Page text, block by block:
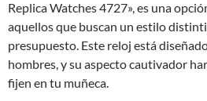
Replica Watches 4727», es una
aquellos que buscan un estilo
presupuesto. Este reloj está
hombres, y su aspecto cautivador
fijen en tu muñeca.